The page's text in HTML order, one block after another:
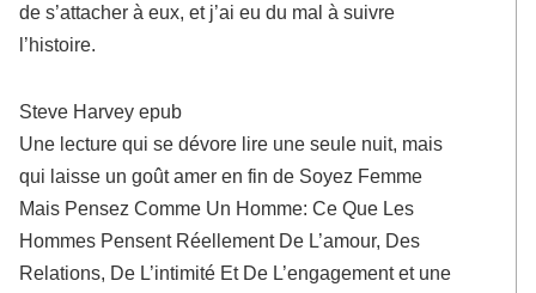
de s’attacher à eux, et j’ai eu du mal à suivre
l’histoire.
Steve Harvey epub
Une lecture qui se dévore lire une seule nuit, mais
qui laisse un goût amer en fin de Soyez Femme
Mais Pensez Comme Un Homme: Ce Que Les
Hommes Pensent Réellement De L’amour, Des
Relations, De L’intimité Et De L’engagement et une